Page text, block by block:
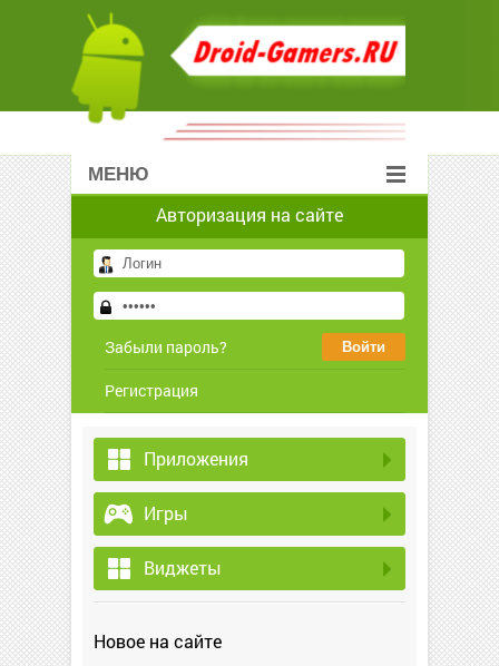
МЕНЮ
Авторизация на сайте
Забыли пароль?
Регистрация
Приложения
Игры
Виджеты
Новое на сайте